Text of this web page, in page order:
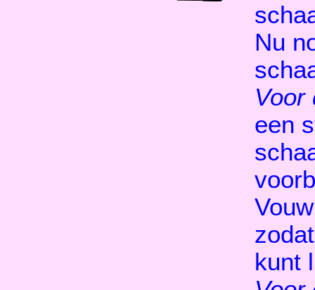
Nu
Voor
een
kunt